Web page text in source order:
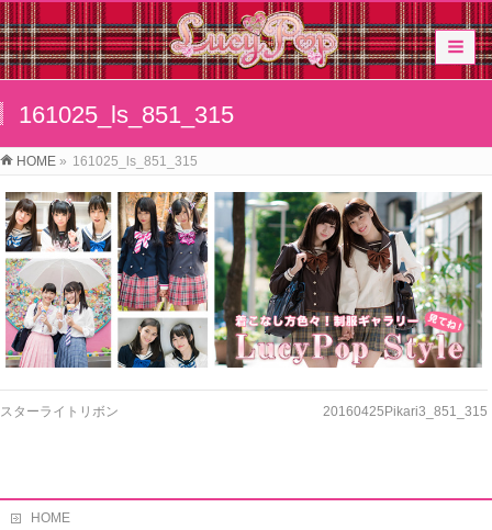
161025_ls_851_315
HOME » 161025_ls_851_315
スターライトリボン 20160425Pikari3_851_315
HOME